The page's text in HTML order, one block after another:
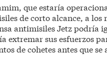
que estaría
de corto alcance, a los
antimisiles Jetz podría
extremar sus esfuerzos
de cohetes antes que se